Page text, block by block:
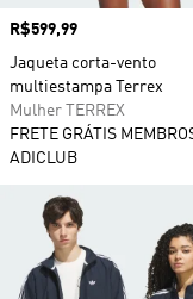
Preço
R$599,99
Jaqueta corta-vento
multiestampa Terrex
Mulher TERREX
FRETE GRÁTIS
ADICLUB